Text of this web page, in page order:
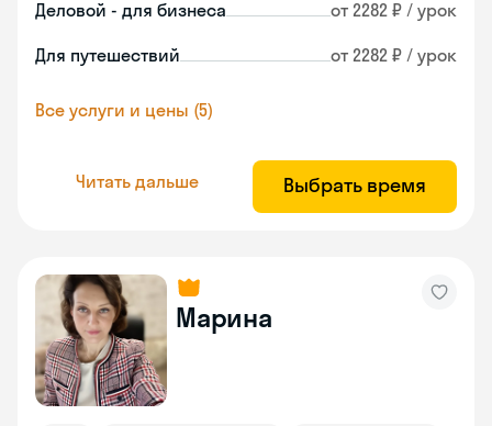
Деловой - для бизнеса от 2282 ₽ / урок
Для путешествий от 2282 ₽ / урок
Все услуги и цены (5)
Читать дальше Выбрать время
Марина